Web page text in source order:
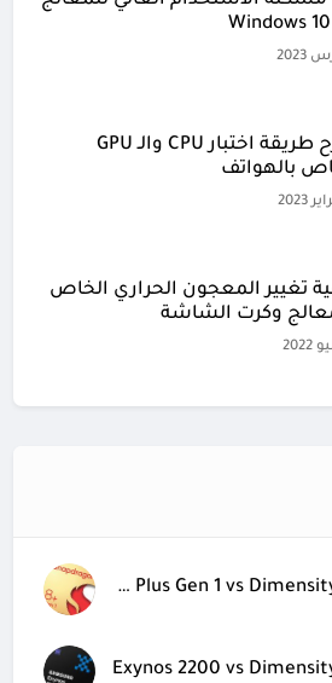
شرح طريقة اختبار CPU والـ GPU
بالهواتف
تغيير المعجون الحراري الخاص
وكرت الشاشة
Snapdragon 8 Plus Gen 1 vs Dimensity 9000 Plus
Exynos 2200 vs